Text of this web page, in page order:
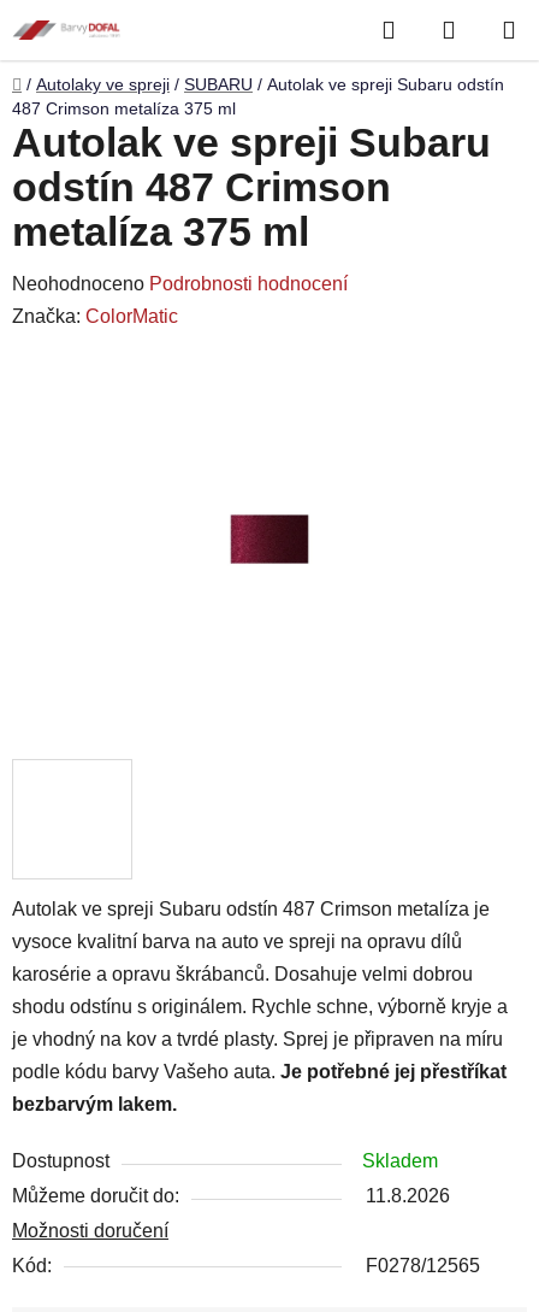
na
obsah
Hledat
KOŠÍK
Domů
/ Autolaky ve spreji / SUBARU / Autolak ve spreji Subaru odstín
487 Crimson metalíza 375 ml
Autolak ve spreji Subaru odstín 487 Crimson metalíza je
vysoce kvalitní barva na auto ve spreji na opravu dílů
karosérie a opravu škrábanců. Dosahuje velmi dobrou
shodu odstínu s originálem. Rychle schne, výborně kryje a
je vhodný na kov a tvrdé plasty. Sprej je připraven na míru
podle kódu barvy Vašeho auta. Je potřebné jej přestříkat
bezbarvým lakem.
Dostupnost
Skladem
Můžeme doručit do:
11.8.2026
Možnosti doručení
Kód:
F0278/12565
Autolak ve spreji Subaru
odstín 487 Crimson
metalíza 375 ml
Průměrné
hodnocení
Neohodnoceno Podrobnosti hodnocení
Značka: ColorMatic